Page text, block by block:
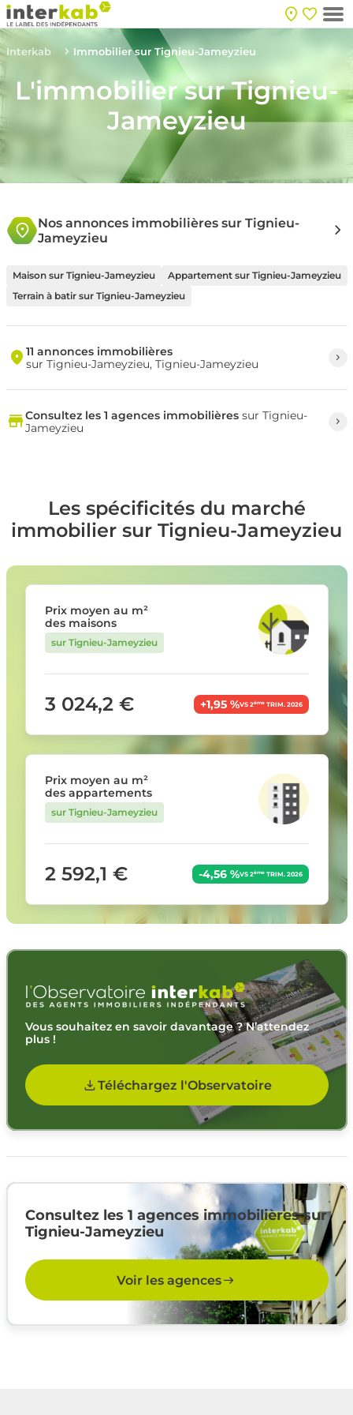
Interkab Immobilier sur Tignieu-Jameyzieu
L'immobilier sur Tignieu-
Jameyzieu
Nos annonces immobilières sur Tignieu-
Jameyzieu
Maison sur Tignieu-Jameyzieu
Appartement sur Tignieu-Jameyzieu
Terrain à batir sur Tignieu-Jameyzieu
11 annonces immobilières
sur Tignieu-Jameyzieu, Tignieu-Jameyzieu
Consultez les 1 agences immobilièressur Tignieu-
Jameyzieu
Les spécificités du marché
immobilier sur Tignieu-Jameyzieu
Prix moyen au m²
des maisons
sur Tignieu-Jameyzieu
3 024,2 € +1,95 %VS 2èmeTRIM. 2026
Prix moyen au m²
des appartements
sur Tignieu-Jameyzieu
2 592,1 € -4,56 %VS 2èmeTRIM. 2026
Vous souhaitez en savoir davantage ? N’attendez
plus !
Téléchargez l'Observatoire
Consultez les 1 agences immobilières sur
Tignieu-Jameyzieu
Voir les agences